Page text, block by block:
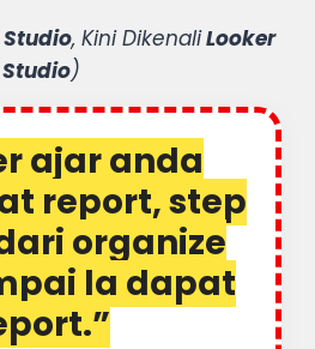
, Kini DikenaliLooker
Studio)
ajar anda
report, step
organize
la dapat